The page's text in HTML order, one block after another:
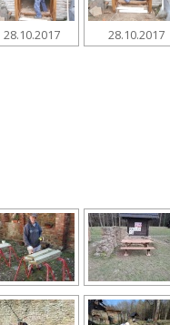
28.10.2017 28.10.2017